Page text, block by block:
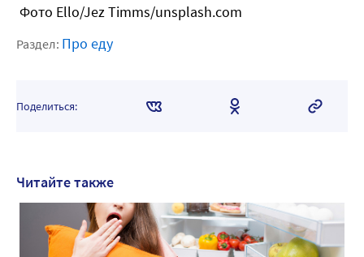
Фото Ello/Jez Timms/unsplash.com
Раздел: Про еду
Поделиться:
Читайте также